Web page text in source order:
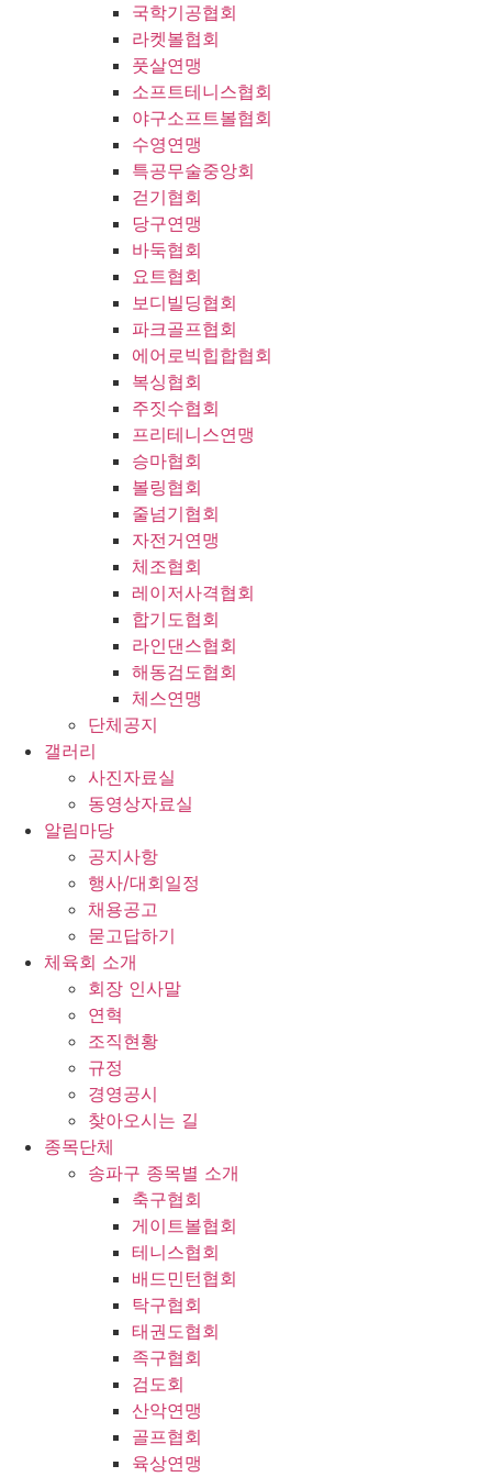
국학기공협회
라켓볼협회
풋살연맹
소프트테니스협회
야구소프트볼협회
수영연맹
특공무술중앙회
걷기협회
당구연맹
바둑협회
요트협회
보디빌딩협회
파크골프협회
에어로빅힙합협회
복싱협회
주짓수협회
프리테니스연맹
승마협회
볼링협회
줄넘기협회
자전거연맹
체조협회
레이저사격협회
합기도협회
라인댄스협회
해동검도협회
체스연맹
단체공지
갤러리
사진자료실
동영상자료실
알림마당
공지사항
행사/대회일정
채용공고
묻고답하기
체육회 소개
회장 인사말
연혁
조직현황
규정
경영공시
찾아오시는 길
종목단체
송파구 종목별 소개
축구협회
게이트볼협회
테니스협회
배드민턴협회
탁구협회
태권도협회
족구협회
검도회
산악연맹
골프협회
육상연맹